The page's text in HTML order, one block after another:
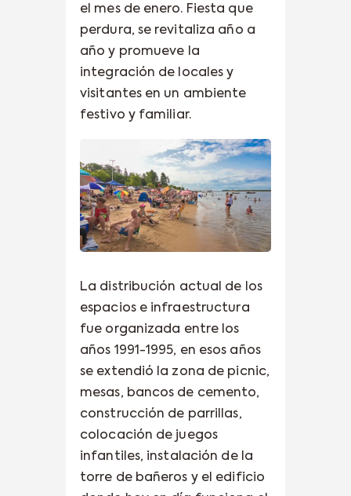
el mes de enero. Fiesta que
perdura, se revitaliza año a
año y promueve la
integración de locales y
visitantes en un ambiente
festivo y familiar.
La distribución actual de los
espacios e infraestructura
fue organizada entre los
años 1991-1995, en esos años
se extendió la zona de picnic,
mesas, bancos de cemento,
construcción de parrillas,
colocación de juegos
infantiles, instalación de la
torre de bañeros y el edificio